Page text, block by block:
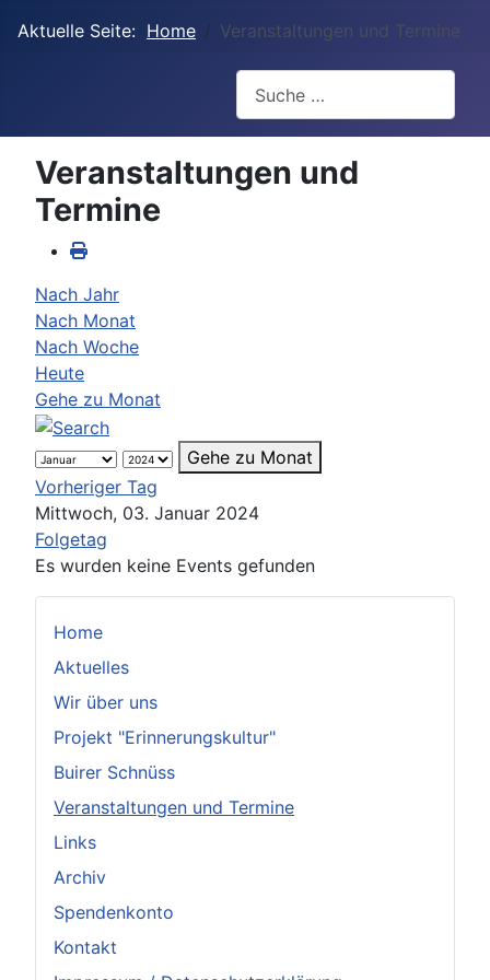
Aktuelle Seite: Home Veranstaltungen und Termine
Home
Aktuelles
Wir über uns
Projekt "Erinnerungskultur"
Buirer Schnüss
Veranstaltungen und Termine
Links
Archiv
Spendenkonto
Kontakt
Veranstaltungen und
Termine
Nach Jahr
Nach Monat
Nach Woche
Heute
Gehe zu Monat
Gehe zu Monat
Vorheriger Tag
Mittwoch, 03. Januar 2024
Folgetag
Es wurden keine Events gefunden